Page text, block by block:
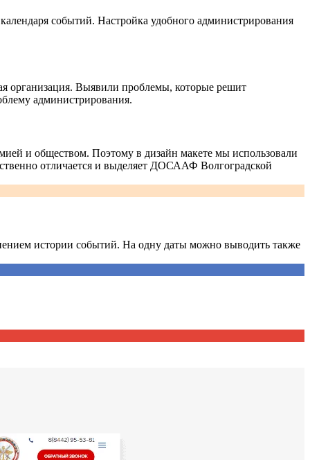
событий. Настройка удобного администрирования
организация. Выявили проблемы, которые решит
администрирования.
и обществом. Поэтому в дизайн макете мы использовали
отличается и выделяет ДОСААФ Волгоградской
истории событий. На одну даты можно выводить также